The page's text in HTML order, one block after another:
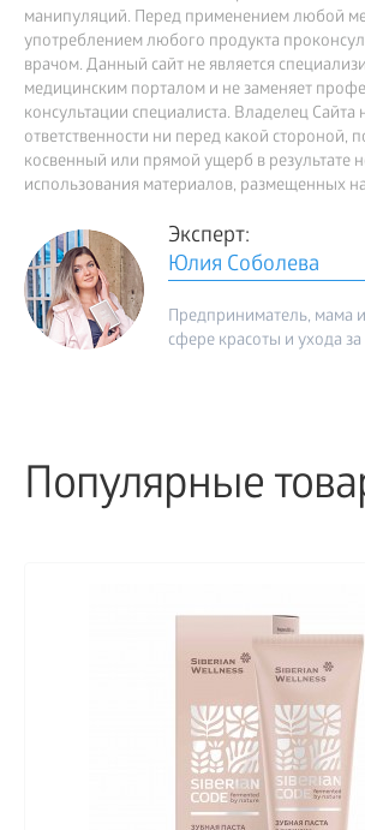
манипуляций. Перед применением любой
употреблением любого продукта
врачом. Данный сайт не является
медицинским порталом и не заменяет
консультации специалиста. Владелец Сайта
ответственности ни перед какой стороной,
косвенный или прямой ущерб в результате
использования материалов, размещенных
Эксперт:
Юлия Соболева
Предприниматель, мама
сфере красоты и ухода
Популярные